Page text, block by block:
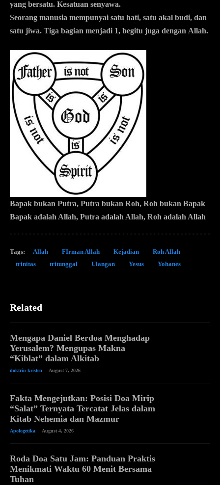
yang bersatu. Kesatuan senyawa.
Seorang manusia mempunyai satu hati, satu akal budi, dan
satu jiwa. Tiga bagian menjadi 1, begitu juga dengan Allah.
Bapak bukan Putra, Putra bukan Roh, Roh bukan Bapak
Bapak adalah Allah, Putra adalah Allah, Roh adalah Allah
Tags: Allah FIrman Allah Kejadian
Roh Allah
trinitas
tritunggal Ulangan Yesus Yohanes
Related
Mengapa Daniel Berdoa Menghadap
Yerusalem? Mengupas Makna
“Kiblat” dalam Alkitab
doktrin kristen August 7, 2026
Fakta Mengejutkan: Posisi Doa Mirip
“Salat” Ternyata Tercatat Jelas dalam
Kitab Nehemia dan Mazmur
Apologetika August 4, 2026
Roda Doa Satu Jam: Panduan Praktis
Menikmati Waktu 60 Menit Bersama
Tuhan